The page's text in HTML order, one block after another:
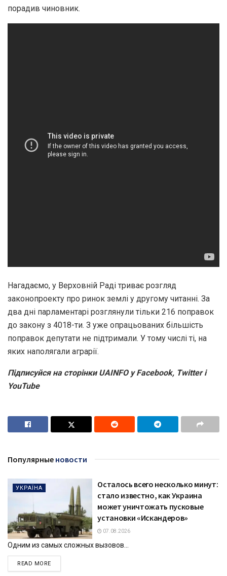
порадив чиновник.
Нагадаємо, у Верховній Раді триває розгляд
законопроекту про ринок землі у другому читанні. За
два дні парламентарі розглянули тільки 216 поправок
до закону з 4018-ти. З уже опрацьованих більшість
поправок депутати не підтримали. У тому числі ті, на
яких наполягали аграрії.
Підписуйся на сторінки UAINFO у Facebook, Twitter і
YouTube
Популярные новости
УКРАЇНА
Осталось всего несколько минут:
стало известно, как Украина
может уничтожать пусковые
установки «Искандеров»
07.08.2026
Одним из самых сложных вызовов...
READ MOREDETAILS